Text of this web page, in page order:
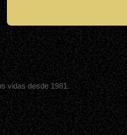
vidas desde 1981.